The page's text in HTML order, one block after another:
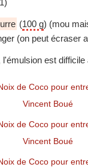
(100 g) (mou
(on peut écraser
l'émulsion est difficile